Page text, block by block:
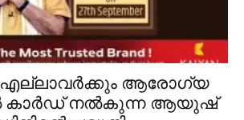
എല്ലാവര്‍ക്കും ആരോഗ്യ
കാര്‍ഡ് നൽകുന്ന ആയുഷ്